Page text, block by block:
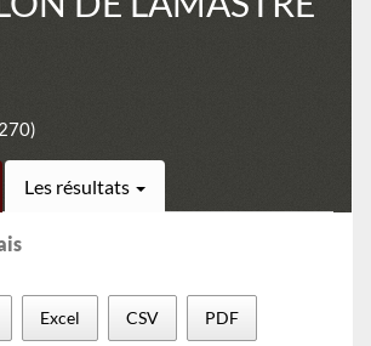
Les résultats
Excel CSV PDF